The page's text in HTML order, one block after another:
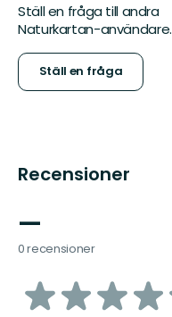
Ställ en fråga till andra
Naturkartan-användare.
Ställ en fråga
Recensioner
—
0 recensioner
av